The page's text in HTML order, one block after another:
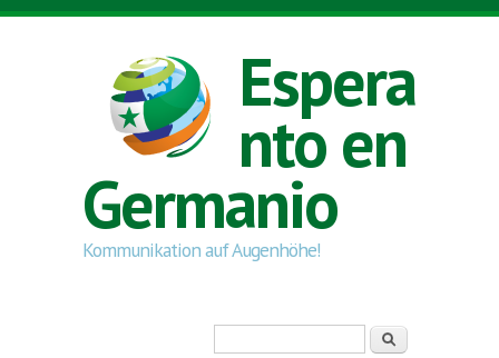
Skip to main content
Espera
nto en
Germanio
Kommunikation auf Augenhöhe!